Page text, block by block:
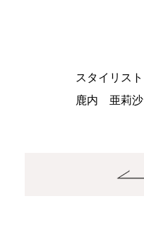
スタイリスト
鹿内 亜莉沙